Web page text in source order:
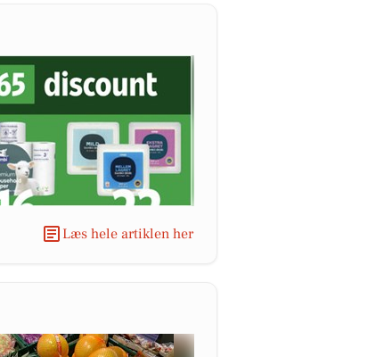
Læs hele artiklen her